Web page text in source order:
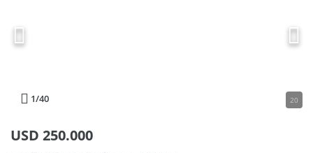
1/40 20
USD 250.000